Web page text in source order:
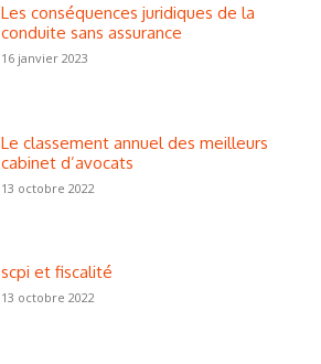
Les conséquences juridiques de la
conduite sans assurance
16 janvier 2023
Le classement annuel des meilleurs
cabinet d’avocats
13 octobre 2022
scpi et fiscalité
13 octobre 2022